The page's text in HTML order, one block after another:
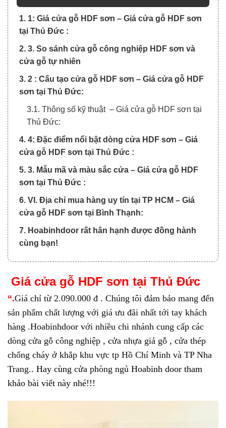
1. 1: Giá cửa gỗ HDF sơn – Giá cửa gỗ HDF sơn
tại Thủ Đức :
2. 3. So sánh cửa gỗ công nghiệp HDF sơn và
cửa gỗ tự nhiên
3. 2 : Cấu tạo cửa gỗ HDF sơn – Giá cửa gỗ HDF
sơn tại Thủ Đức:
3.1. Thông số kỹ thuật – Giá cửa gỗ HDF sơn tại
Thủ Đức:
4. 4: Đặc điểm nổi bật dòng cửa HDF sơn – Giá
cửa gỗ HDF sơn tại Thủ Đức :
5. 3. Mẫu mã và màu sắc cửa – Giá cửa gỗ HDF
sơn tại Thủ Đức :
6. VI. Địa chỉ mua hàng uy tín tại TP HCM – Giá
cửa gỗ HDF sơn tại Bình Thạnh:
7. Hoabinhdoor rất hân hạnh được đồng hành
cùng bạn!
Giá cửa gỗ HDF sơn tại Thủ Đức
“.Giá chỉ từ 2.090.000 đ . Chúng tôi đảm bảo mang đến
sản phẩm chất lượng với giá ưu đãi nhất tới tay khách
hàng .Hoabinhdoor với nhiều chi nhánh cung cấp các
dòng cửa gỗ công nghiệp , cửa nhựa giả gỗ , cửa thép
chống cháy ở khắp khu vực tp Hồ Chí Minh và TP Nha
Trang.. Hay cùng cửa phòng ngủ Hoabinh door tham
khảo bài viết này nhé!!!